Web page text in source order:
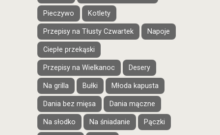
Pieczywo Kotlety
Przepisy na Tłusty Czwartek Napoje
Ciepłe przekąski
Przepisy na Wielkanoc Desery
Na grilla Bułki Młoda kapusta
Dania bez mięsa Dania mączne
Na słodko Na śniadanie Pączki